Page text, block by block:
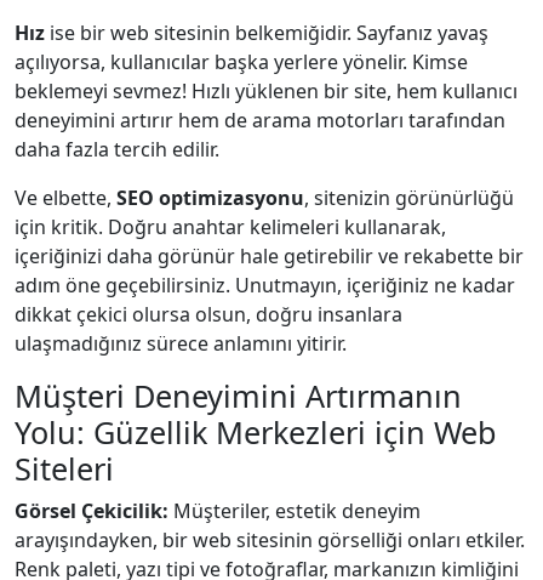
Hız ise bir web sitesinin belkemiğidir. Sayfanız yavaş
açılıyorsa, kullanıcılar başka yerlere yönelir. Kimse
beklemeyi sevmez! Hızlı yüklenen bir site, hem kullanıcı
deneyimini artırır hem de arama motorları tarafından
daha fazla tercih edilir.
Ve elbette, SEO optimizasyonu, sitenizin görünürlüğü
için kritik. Doğru anahtar kelimeleri kullanarak,
içeriğinizi daha görünür hale getirebilir ve rekabette bir
adım öne geçebilirsiniz. Unutmayın, içeriğiniz ne kadar
dikkat çekici olursa olsun, doğru insanlara
ulaşmadığınız sürece anlamını yitirir.
Müşteri Deneyimini Artırmanın
Yolu: Güzellik Merkezleri için Web
Siteleri
Görsel Çekicilik: Müşteriler, estetik deneyim
arayışındayken, bir web sitesinin görselliği onları etkiler.
Renk paleti, yazı tipi ve fotoğraflar, markanızın kimliğini